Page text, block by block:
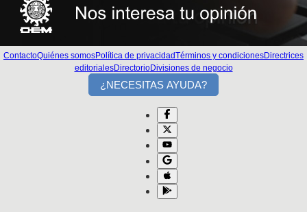
ContactoQuiénes somosPolítica de privacidadTérminos y condicionesDirectrices
editorialesDirectorioDivisiones de negocio
¿NECESITAS AYUDA?